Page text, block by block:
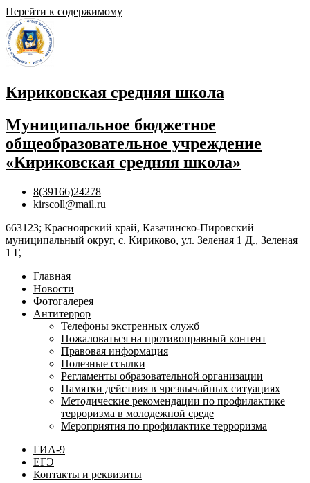
Перейти к содержимому
Кириковская средняя школа
Муниципальное бюджетное
общеобразовательное учреждение
«Кириковская средняя школа»
8(39166)24278
kirscoll@mail.ru
663123; Красноярский край, Казачинско-Пировский
муниципальный округ, с. Кириково, ул. Зеленая 1 Д., Зеленая
1 Г,
Главная
Новости
Фотогалерея
Антитеррор
Телефоны экстренных служб
Пожаловаться на противоправный контент
Правовая информация
Полезные ссылки
Регламенты образовательной организации
Памятки действия в чрезвычайных ситуациях
Методические рекомендации по профилактике
терроризма в молодежной среде
Мероприятия по профилактике терроризма
ГИА-9
ЕГЭ
Контакты и реквизиты